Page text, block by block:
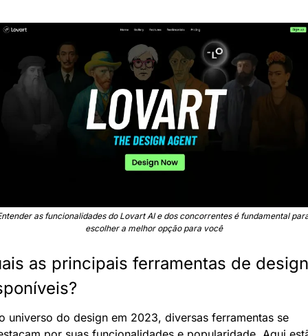
as funcionalidades do Lovart AI e dos concorrentes é fundamental
escolher a melhor opção para você
as principais ferramentas de design
universo do design em 2023, diversas ferramentas se